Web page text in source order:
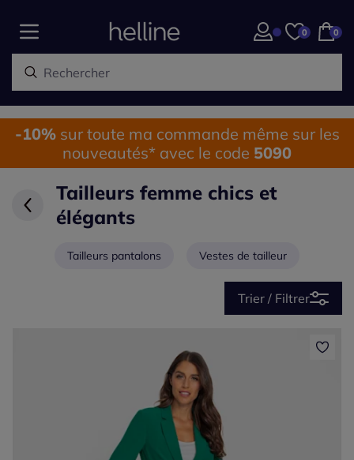
0 0
-10%sur toute ma commande même sur les
nouveautés* avec le code 5090
Tailleurs femme chics et
élégants
Tailleurs pantalons Vestes de tailleur
Trier / Filtrer